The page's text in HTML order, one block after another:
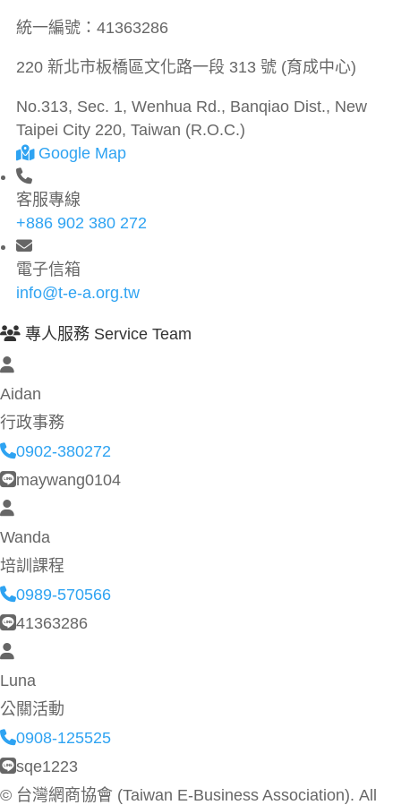
統一編號： 41363286
220 新北市板橋區文化路一段 313 號 (育成中心)
No.313, Sec. 1, Wenhua Rd., Banqiao Dist., New
Taipei City 220, Taiwan (R.O.C.)
Google Map
客服專線
+886 902 380 272
電子信箱
info@t-e-a.org.tw
專人服務 Service Team
Aidan
行政事務
0902-380272
maywang0104
Wanda
培訓課程
0989-570566
41363286
Luna
公關活動
0908-125525
sqe1223
© 台灣網商協會 (Taiwan E-Business Association). All